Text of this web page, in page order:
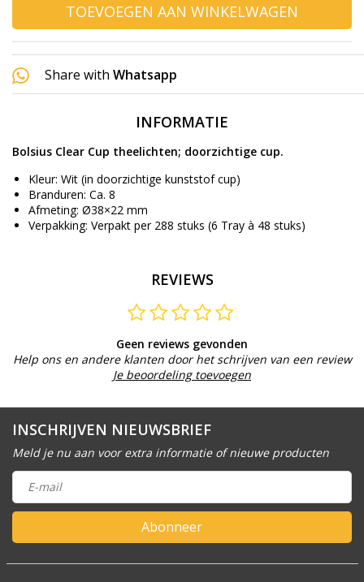
TOEVOEGEN AAN WINKELWAGEN
Share with Whatsapp
INFORMATIE
Bolsius Clear Cup theelichten; doorzichtige cup.
Kleur: Wit (in doorzichtige kunststof cup)
Branduren: Ca. 8
Afmeting: Ø38×22 mm
Verpakking: Verpakt per 288 stuks (6 Tray à 48 stuks)
REVIEWS
Geen reviews gevonden
Help ons en andere klanten door het schrijven van een review
Je beoordeling toevoegen
INSCHRIJVEN NIEUWSBRIEF
Meld je nu aan voor extra informatie of nieuwe producten
Abonneer